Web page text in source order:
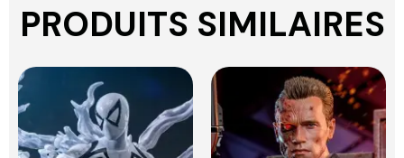
PRODUITS SIMILAIRES